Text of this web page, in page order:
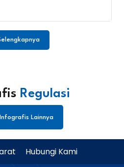
Regulasi
Lainnya
Hubungi Kami